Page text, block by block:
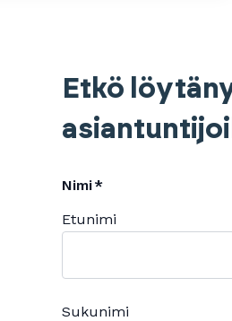
Etkö
Nimi
Etunimi
Sukunimi